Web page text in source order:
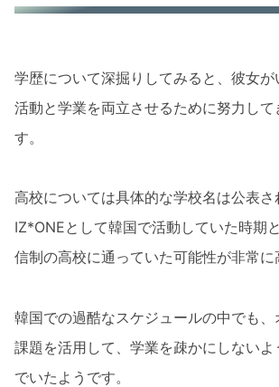
学歴について深掘りしてみると、彼女
活動と学業を両立させるために努力して
す。
高校については具体的な学校名は公表さ
IZ*ONEとして韓国で活動していた時期
信制の高校に通っていた可能性が非常に
韓国での過酷なスケジュールの中でも
課題を活用して、学業を疎かにしない
でいたようです。